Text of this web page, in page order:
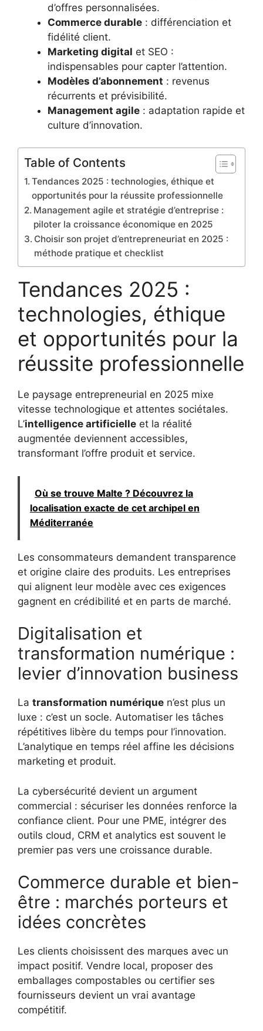
d’offres personnalisées.
Commerce durable : différenciation et
fidélité client.
Marketing digital et SEO :
indispensables pour capter l’attention.
Modèles d’abonnement : revenus
récurrents et prévisibilité.
Management agile : adaptation rapide et
culture d’innovation.
Table of Contents
Tendances 2025 : technologies, éthique et
opportunités pour la réussite professionnelle
Management agile et stratégie d’entreprise :
piloter la croissance économique en 2025
Choisir son projet d’entrepreneuriat en 2025 :
méthode pratique et checklist
Tendances 2025 :
technologies, éthique
et opportunités pour la
réussite professionnelle
Le paysage entrepreneurial en 2025 mixe
vitesse technologique et attentes sociétales.
L’intelligence artificielle et la réalité
augmentée deviennent accessibles,
transformant l’offre produit et service.
Où se trouve Malte ? Découvrez la
localisation exacte de cet archipel en
Méditerranée
Les consommateurs demandent transparence
et origine claire des produits. Les entreprises
qui alignent leur modèle avec ces exigences
gagnent en crédibilité et en parts de marché.
Digitalisation et
transformation numérique :
levier d’innovation business
La transformation numérique n’est plus un
luxe : c’est un socle. Automatiser les tâches
répétitives libère du temps pour l’innovation.
L’analytique en temps réel affine les décisions
marketing et produit.
La cybersécurité devient un argument
commercial : sécuriser les données renforce la
confiance client. Pour une PME, intégrer des
outils cloud, CRM et analytics est souvent le
premier pas vers une croissance durable.
Commerce durable et bien-
être : marchés porteurs et
idées concrètes
Les clients choisissent des marques avec un
impact positif. Vendre local, proposer des
emballages compostables ou certifier ses
fournisseurs devient un vrai avantage
compétitif.